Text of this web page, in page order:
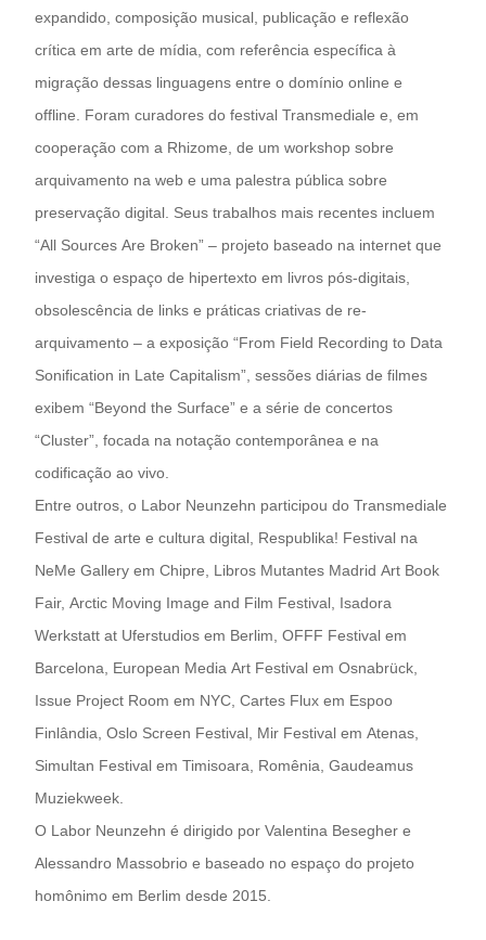
expandido, composição musical, publicação e reflexão
crítica em arte de mídia, com referência específica à
migração dessas linguagens entre o domínio online e
offline. Foram curadores do festival Transmediale e, em
cooperação com a Rhizome, de um workshop sobre
arquivamento na web e uma palestra pública sobre
preservação digital. Seus trabalhos mais recentes incluem
“All Sources Are Broken” – projeto baseado na internet que
investiga o espaço de hipertexto em livros pós-digitais,
obsolescência de links e práticas criativas de re-
arquivamento – a exposição “From Field Recording to Data
Sonification in Late Capitalism”, sessões diárias de filmes
exibem “Beyond the Surface” e a série de concertos
“Cluster”, focada na notação contemporânea e na
codificação ao vivo.
Entre outros, o Labor Neunzehn participou do Transmediale
Festival de arte e cultura digital, Respublika! Festival na
NeMe Gallery em Chipre, Libros Mutantes Madrid Art Book
Fair, Arctic Moving Image and Film Festival, Isadora
Werkstatt at Uferstudios em Berlim, OFFF Festival em
Barcelona, ​​European Media Art Festival em Osnabrück,
Issue Project Room em NYC, Cartes Flux em Espoo
Finlândia, Oslo Screen Festival, Mir Festival em Atenas,
Simultan Festival em Timisoara, Romênia, Gaudeamus
Muziekweek.
O Labor Neunzehn é dirigido por Valentina Besegher e
Alessandro Massobrio e baseado no espaço do projeto
homônimo em Berlim desde 2015.